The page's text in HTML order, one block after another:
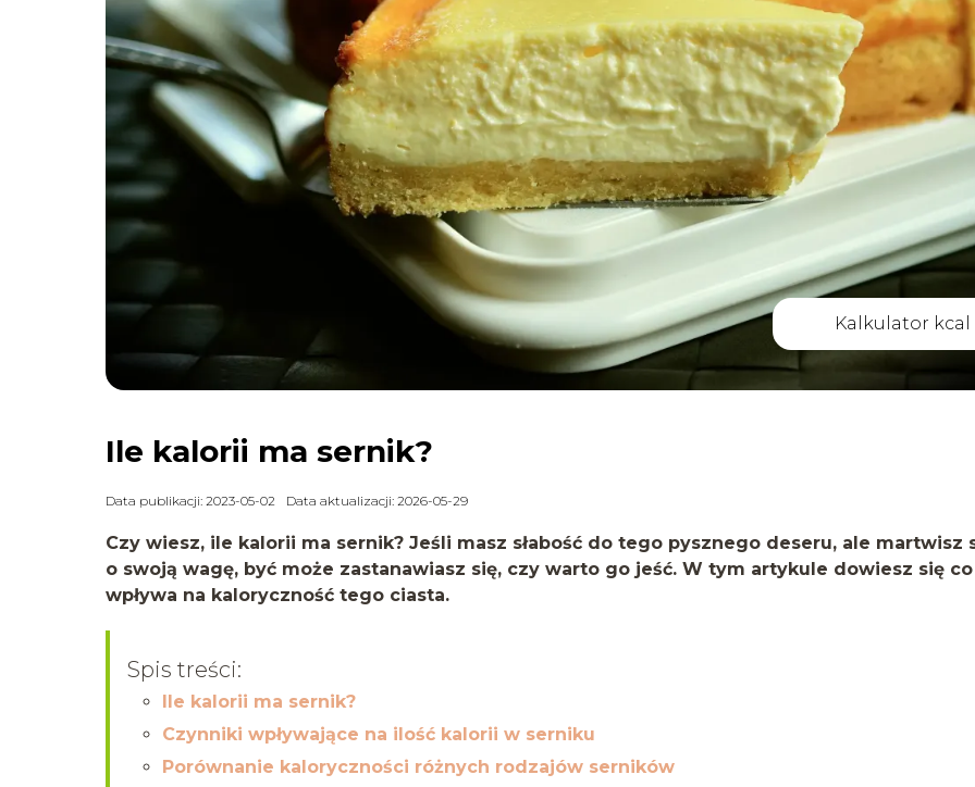
Kalkulator kcal
Ile kalorii ma sernik?
Data publikacji: 2023-05-02 Data aktualizacji: 2026-05-29
Czy wiesz, ile kalorii ma sernik? Jeśli masz słabość do tego pysznego deseru, ale martwisz
o swoją wagę, być może zastanawiasz się, czy warto go jeść. W tym artykule dowiesz się co
wpływa na kaloryczność tego ciasta.
Spis treści:
Ile kalorii ma sernik?
Czynniki wpływające na ilość kalorii w serniku
Porównanie kaloryczności różnych rodzajów serników